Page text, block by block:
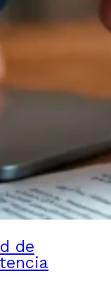
de